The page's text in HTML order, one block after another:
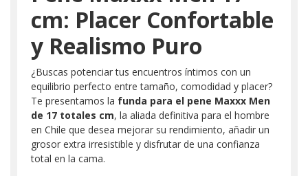
cm: Placer Confortable
y Realismo Puro
¿Buscas potenciar tus encuentros íntimos con un
equilibrio perfecto entre tamaño, comodidad y placer?
Te presentamos la funda para el pene Maxxx Men
de 17 totales cm, la aliada definitiva para el hombre
en Chile que desea mejorar su rendimiento, añadir un
grosor extra irresistible y disfrutar de una confianza
total en la cama.